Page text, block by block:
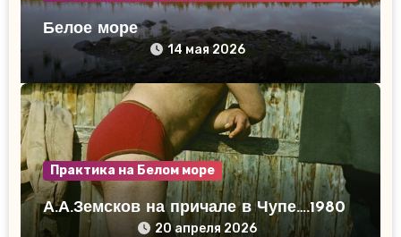
Белое море
14 мая 2026
Практика на Белом море
А.А.Земсков на причале в Чупе….1980
20 апреля 2026